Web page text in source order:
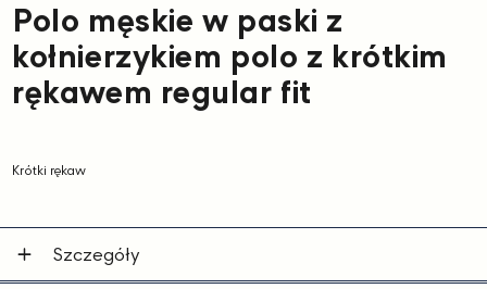
Polo męskie w paski z
kołnierzykiem polo z krótkim
rękawem regular fit
Krótki rękaw
Szczegóły